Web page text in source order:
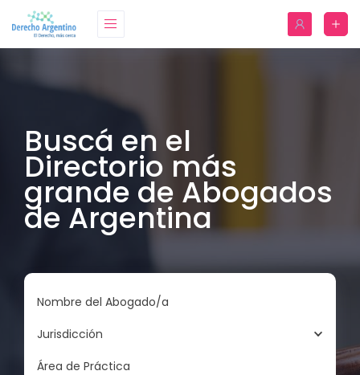
Buscá en el
Directorio más
grande de Abogados
de Argentina
Nombre del Abogado/a
Jurisdicción
Área de Práctica